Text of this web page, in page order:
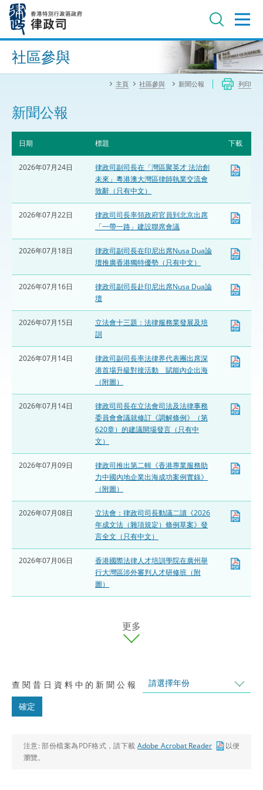
內
進階搜尋
社區參與
主頁 社區參與 新聞公報 列印
新聞公報
日期 標題 下載
2026年07月24日
律政司副司長在「灣區聚英才 法治創
未來」粵港澳大灣區律師執業交流會
致辭（只有中文）
2026年07月22日
律政司司長率領政府官員到北京出席
「一帶一路」建設聯席會議
2026年07月18日
律政司副司長在印尼出席Nusa Dua論
壇推廣香港獨特優勢（只有中文）
2026年07月16日
律政司副司長赴印尼出席Nusa Dua論
壇
2026年07月15日
立法會十三題：法律服務業發展及培
訓
2026年07月14日
律政司副司長率法律界代表團出席深
港首場升級對接活動 賦能內企出海
（附圖）
2026年07月14日
律政司司長在立法會司法及法律事務
委員會會議就修訂《調解條例》（第
620章）的建議開場發言（只有中
文）
2026年07月09日
律政司推出第二輯《香港專業服務助
力中國內地企業出海成功案例實錄》
（附圖）
2026年07月08日
立法會：律政司司長動議二讀《2026
年成文法（雜項規定）條例草案》發
言全文（只有中文）
2026年07月06日
香港國際法律人才培訓學院在廣州舉
行大灣區涉外審判人才研修班（附
圖）
更多
查閱昔日資料中的新聞公報 請選擇年份
確定
注意:部份檔案為PDF格式，請下載Adobe Acrobat Reader
以便
瀏覽。